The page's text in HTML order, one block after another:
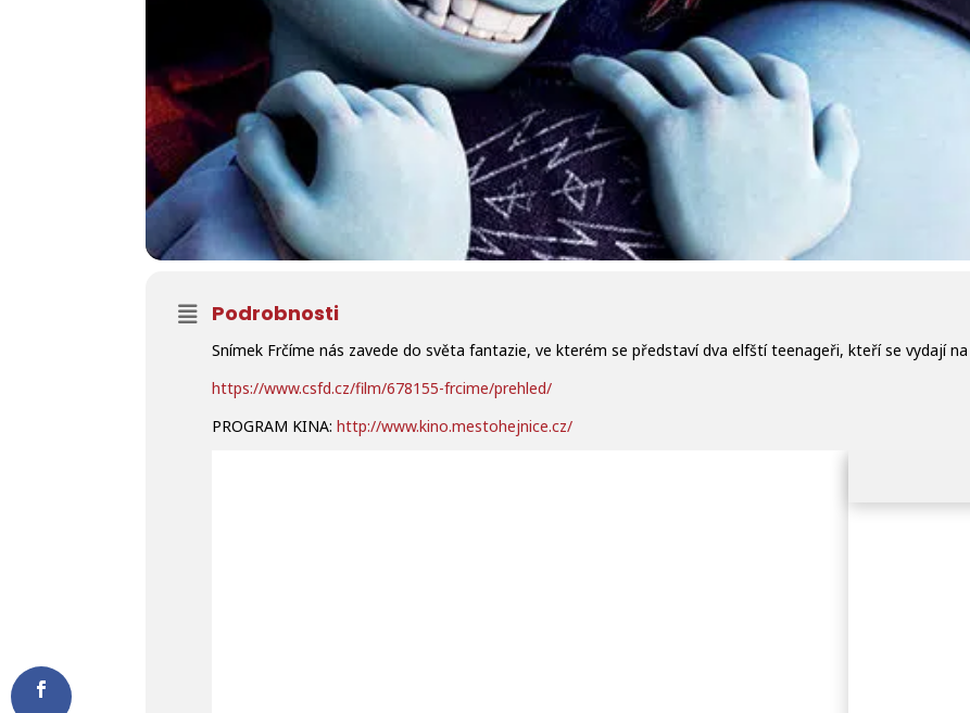
Podrobnosti
Snímek Frčíme nás zavede do světa fantazie, ve kterém se představí dva elfští teenageři, kteří se vydají
https://www.csfd.cz/film/678155-frcime/prehled/
PROGRAM KINA:http://www.kino.mestohejnice.cz/